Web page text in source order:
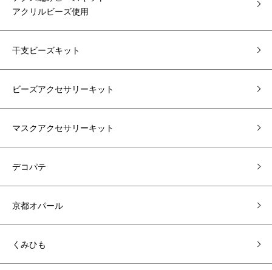
アクリルビーズ使用
干支ビーズキット
ビーズアクセサリーキット
マスクアクセサリーキット
デコパテ
京都オパール
くみひも